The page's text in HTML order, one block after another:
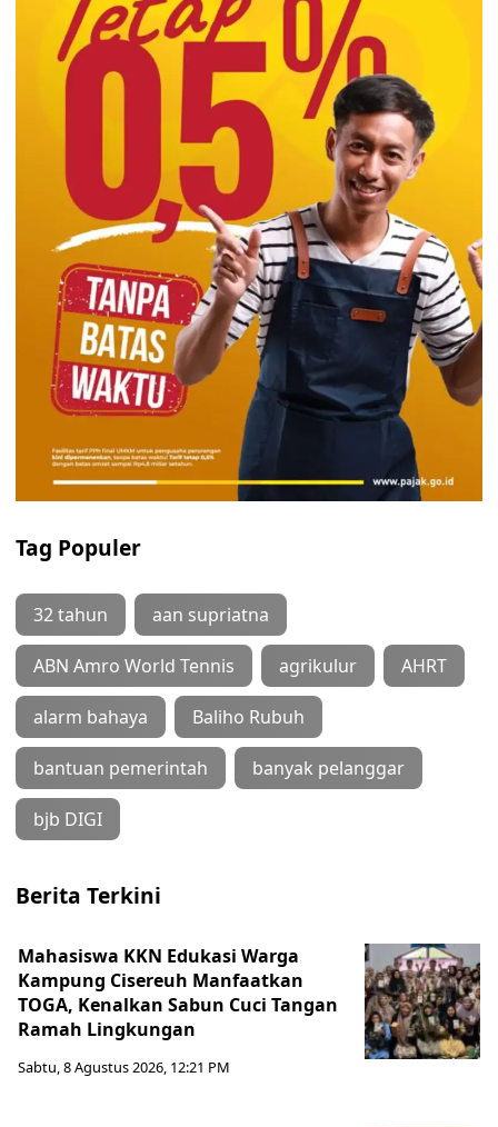
Tag Populer
32 tahun aan supriatna
ABN Amro World Tennis agrikulur AHRT
alarm bahaya Baliho Rubuh
bantuan pemerintah banyak pelanggar
bjb DIGI
Berita Terkini
Mahasiswa KKN Edukasi Warga
Kampung Cisereuh Manfaatkan
TOGA, Kenalkan Sabun Cuci Tangan
Ramah Lingkungan
Sabtu, 8 Agustus 2026, 12:21 PM